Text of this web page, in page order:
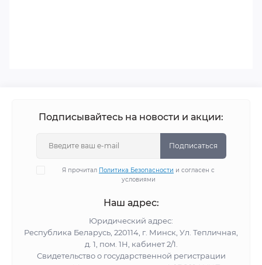
Подписывайтесь на новости и акции:
Подписаться
Я прочитал Политика Безопасности и согласен с
условиями
Наш адрес:
Юридический адрес:
Республика Беларусь, 220114, г. Минск, Ул. Тепличная,
д. 1, пом. 1Н, кабинет 2/1.
Свидетельство о государственной регистрации